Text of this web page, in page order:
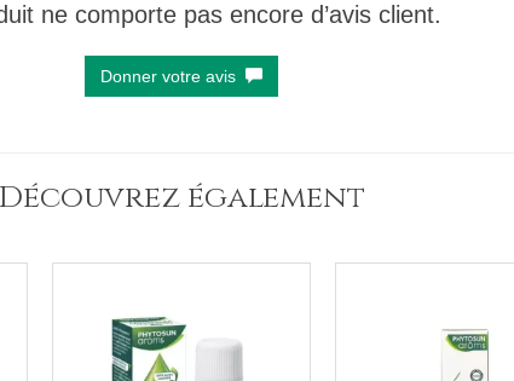
ne comporte pas encore d’avis client.
Donner votre avis
Découvrez également